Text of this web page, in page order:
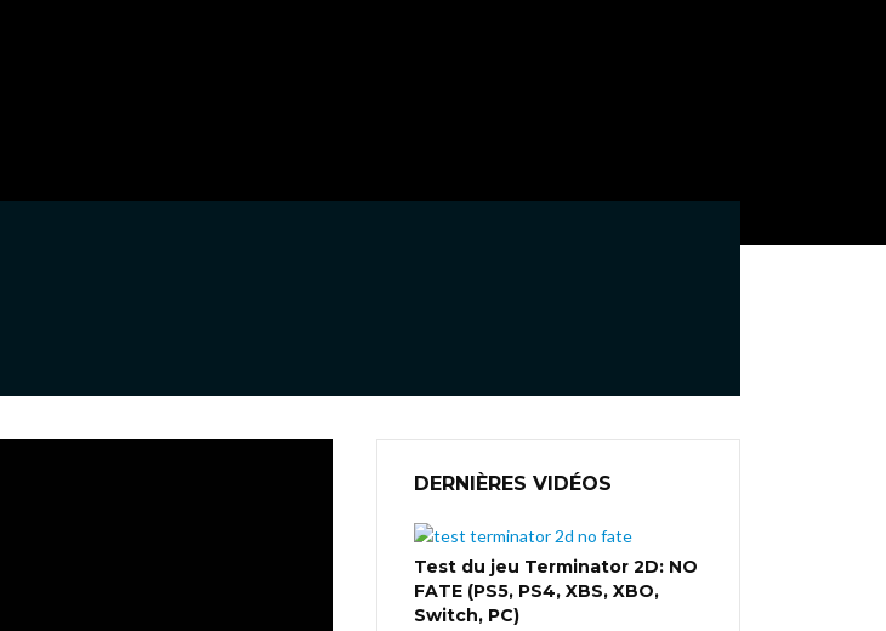
DERNIÈRES VIDÉOS
Test du jeu Terminator 2D: NO
FATE (PS5, PS4, XBS, XBO,
Switch, PC)